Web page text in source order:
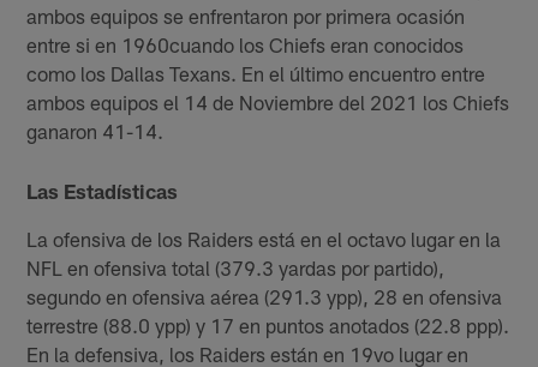
ambos equipos se enfrentaron por primera ocasión
entre si en 1960cuando los Chiefs eran conocidos
como los Dallas Texans. En el último encuentro entre
ambos equipos el 14 de Noviembre del 2021 los Chiefs
ganaron 41-14.
Las Estadísticas
La ofensiva de los Raiders está en el octavo lugar en la
NFL en ofensiva total (379.3 yardas por partido),
segundo en ofensiva aérea (291.3 ypp), 28 en ofensiva
terrestre (88.0 ypp) y 17 en puntos anotados (22.8 ppp).
En la defensiva, los Raiders están en 19vo lugar en